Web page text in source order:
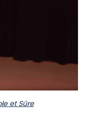
et Sûre